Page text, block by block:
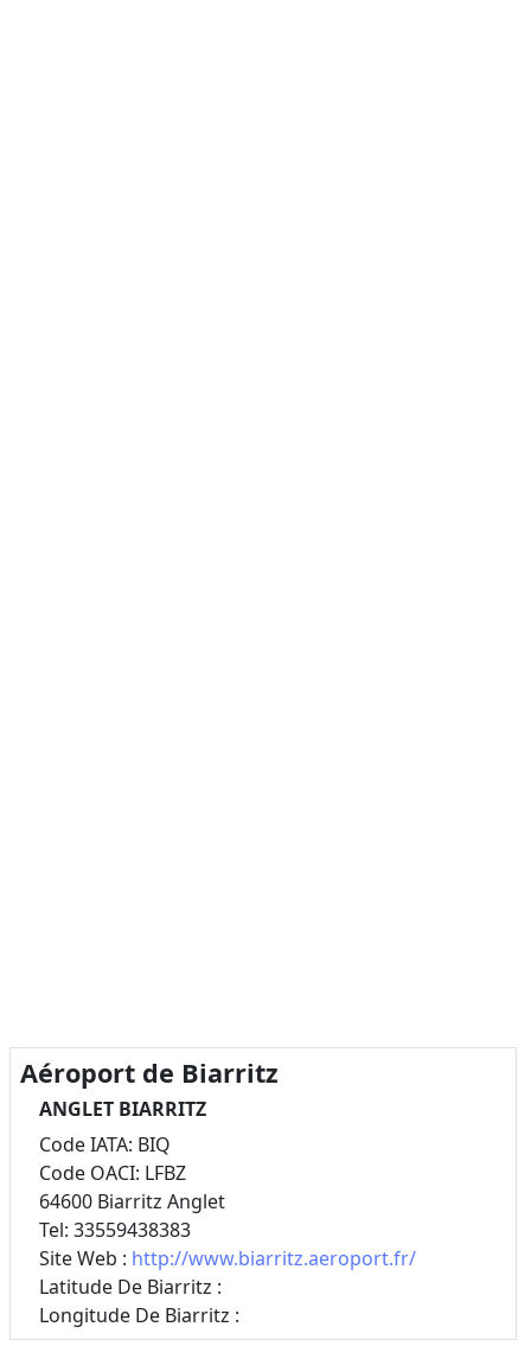
Aéroport de Biarritz
ANGLET BIARRITZ
Code IATA: BIQ
Code OACI: LFBZ
64600 Biarritz Anglet
Tel: 33559438383
Site Web : http://www.biarritz.aeroport.fr/
Latitude De Biarritz :
Longitude De Biarritz :